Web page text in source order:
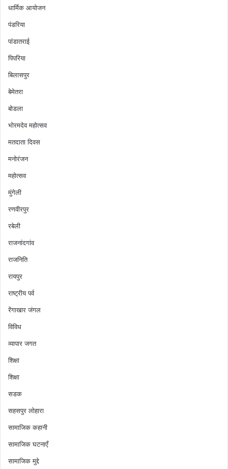
धार्मिक आयोजन
पंडरिया
पांडातराई
पिपरिया
बिलासपुर
बेमेतरा
बोडला
भोरमदेव महोत्सव
मतदाता दिवस
मनोरंजन
महोत्सव
मुंगेली
रणवीरपुर
रबेली
राजनांदगांव
राजनिति
रायपुर
राष्ट्रीय पर्व
रेंगाखार जंगल
विविध
व्यापार जगत
शिक्षा
शिक्षा
सडक
सहसपुर लोहारा
सामाजिक कहानी
सामाजिक घटनाएँ
सामाजिक मुद्दे